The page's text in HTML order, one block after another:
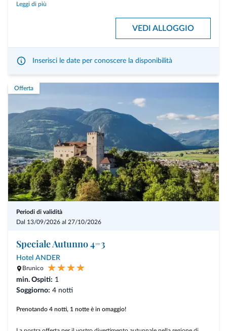
così potete vivere ogni momento con calma, senza fretta.
Accesso alla Alpine Spa fino alla sera del check-out
Prezzo “a partire da”, variabile in base al periodo
Leggi di più
VEDI ALLOGGIO
Inserisci le date per conoscere la disponibilità
Offerta
Periodi di validità
Dal 13/09/2026 al 27/10/2026
Speciale Autunno 4=3
Hotel ANDER
Brunico
min. Ospiti: 1
Soggiorno: 4 notti
Prenotando 4 notti, 1 notte è in omaggio!